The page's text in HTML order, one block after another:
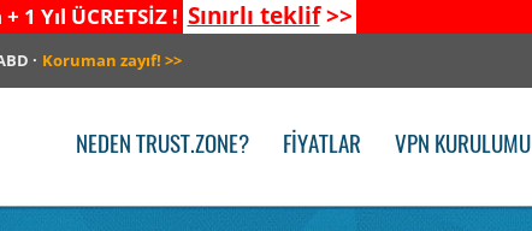
+ 1 Yıl ÜCRETSİZ ! Sınırlı teklif>>
· Koruman zayıf! >>
NEDEN TRUST.ZONE? FIYATLAR VPN KURULUMU